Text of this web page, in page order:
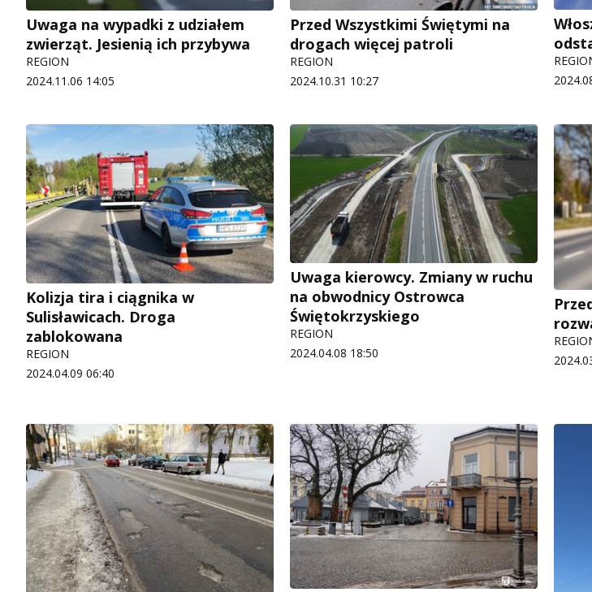
Uwaga na wypadki z udziałem
zwierząt. Jesienią ich przybywa
REGION
2024.11.06 14:05
Przed Wszystkimi Świętymi na
drogach więcej patroli
REGION
2024.10.31 10:27
Kolizja tira i ciągnika w
Sulisławicach. Droga
zablokowana
REGION
2024.04.09 06:40
Uwaga kierowcy. Zmiany w ruchu
na obwodnicy Ostrowca
Świętokrzyskiego
REGION
2024.04.08 18:50